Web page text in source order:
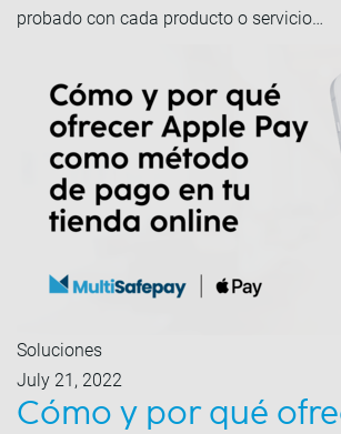
probado con cada producto o servicio…
Soluciones
July 21, 2022
Cómo y por qué